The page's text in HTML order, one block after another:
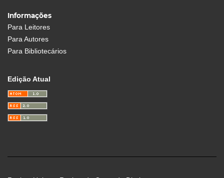
Informações
Para Leitores
Para Autores
Para Bibliotecários
Edição Atual